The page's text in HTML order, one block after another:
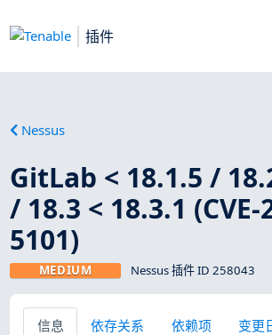
插件
Nessus
GitLab < 18.1.5 /
/ 18.3 < 18.3.1 (CVE-
5101)
MEDIUM Nessus 插件 ID 258043
信息 依存关系 依赖项 变更